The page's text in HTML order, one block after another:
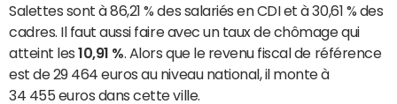
Salettes sont à 86,21 % des salariés en CDI et à 30,61 % des
cadres. Il faut aussi faire avec un taux de chômage qui
atteint les10,91 % . Alors que le revenu fiscal de référence
est de 29 464 euros au niveau national, il monte à
34 455 euros dans cette ville.